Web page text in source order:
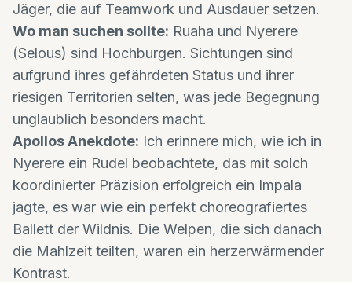
Jäger, die auf Teamwork und Ausdauer setzen.
Wo man suchen sollte: Ruaha und Nyerere
(Selous) sind Hochburgen. Sichtungen sind
aufgrund ihres gefährdeten Status und ihrer
riesigen Territorien selten, was jede Begegnung
unglaublich besonders macht.
Apollos Anekdote: Ich erinnere mich, wie ich in
Nyerere ein Rudel beobachtete, das mit solch
koordinierter Präzision erfolgreich ein Impala
jagte, es war wie ein perfekt choreografiertes
Ballett der Wildnis. Die Welpen, die sich danach
die Mahlzeit teilten, waren ein herzerwärmender
Kontrast.